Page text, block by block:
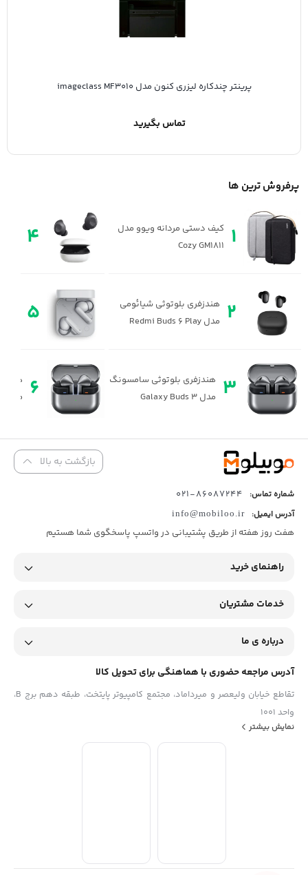
پرینتر چندکاره لیزری کنون مدل imageclass MF3010
تماس بگیرید
پرفروش ترین ها
1 کیف دستی مردانه ویوو مدل
Cozy GM1811
2 هندزفری بلوتوثی شیائومی
مدل Redmi Buds 6 Play
3 هندزفری بلوتوثی سامسونگ
مدل Galaxy Buds 3
4
5
6
مدل Galaxy Buds 3 Pro
بازگشت به بالا
شماره تماس: 86087244-021
آدرس ایمیل: info@mobiloo.ir
هفت روز هفته از طریق پشتیبانی در واتسپ پاسخگوی شما هستیم
راهنمای خرید
خدمات مشتریان
درباره ی ما
آدرس مراجعه حضوری با هماهنگی برای تحویل کالا
تقاطع خیابان ولیعصر و میرداماد، مجتمع کامپیوتر پایتخت، طبقه دهم برج B،
واحد 1001
نمایش بیشتر